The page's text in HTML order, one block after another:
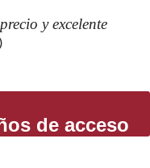
y excelente
de acceso